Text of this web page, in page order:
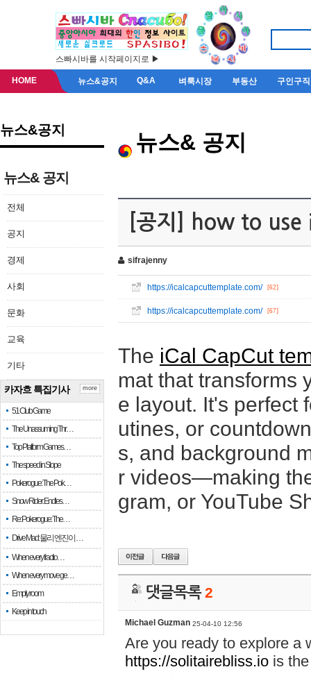
스빠시바를 시작페이지로 ▶
HOME 뉴스&공지 Q&A 벼룩시장 부동산 구인구직
뉴스&공지
뉴스& 공지
전체
공지
경제
사회
문화
교육
기타
카자흐 특집기사
51 Club Game
The Unassuming Thr…
Top Platform Games…
The speed in Slope
Pokerogue: The Pok…
Snow Rider: Endles…
Re: Pokerogue: The…
Drive Mad: 물리 엔진이 …
When every fractio…
When every move ge…
Empty room
Keep in touch
more
뉴스& 공지
[공지] how to
sifrajenny
https://icalcapcuttemplate.com/ [62]
https://icalcapcuttemplate.com/ [67]
The iCal CapCut
mat that transforms
e layout. It's perfect
utines, or
s, and background
r videos—making
gram, or YouTube
댓글목록2
Michael Guzman 25-04-10 12:56
Are you ready to explore a
https://solitairebliss.io is